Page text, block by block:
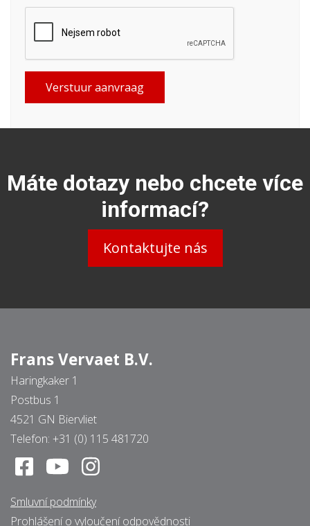
Verstuur aanvraag
Máte dotazy nebo chcete více
informací?
Kontaktujte nás
Frans Vervaet B.V.
Haringkaker 1
Postbus 1
4521 GN Biervliet
Telefon: +31 (0) 115 481720
Smluvní podmínky
Prohlášení o vyloučení odpovědnosti